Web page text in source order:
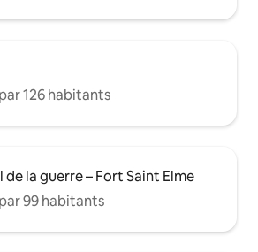
126 habitants
de la guerre – Fort Saint Elme
99 habitants